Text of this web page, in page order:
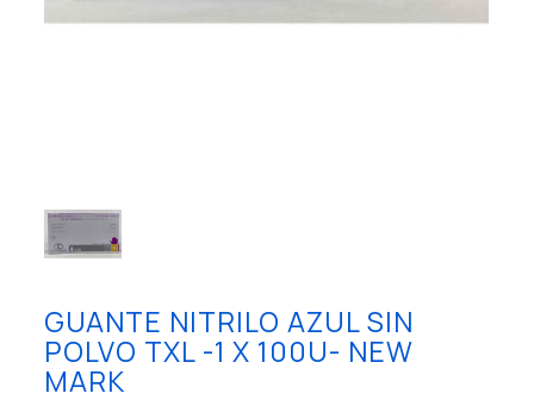
GUANTE NITRILO AZUL SIN
POLVO TXL -1 X 100U- NEW
MARK